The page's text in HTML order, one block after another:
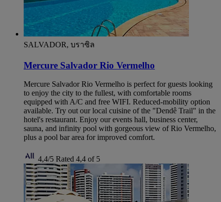
SALVADOR, บราซิล
Mercure Salvador Rio Vermelho
Mercure Salvador Rio Vermelho is perfect for guests looking
to enjoy the city to the fullest, with comfortable rooms
equipped with A/C and free WIFI. Reduced-mobility option
available. Try out our local cuisine of the "Dendê Trail" in the
hotel's restaurant. Enjoy our events hall, business center,
sauna, and infinity pool with gorgeous view of Rio Vermelho,
plus a pool bar area for improved comfort.
4,4/5 Rated 4,4 of 5